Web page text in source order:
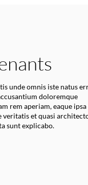
unde omnis iste natus
doloremque
rem aperiam, eaque ipsa
veritatis et quasi
sunt explicabo.